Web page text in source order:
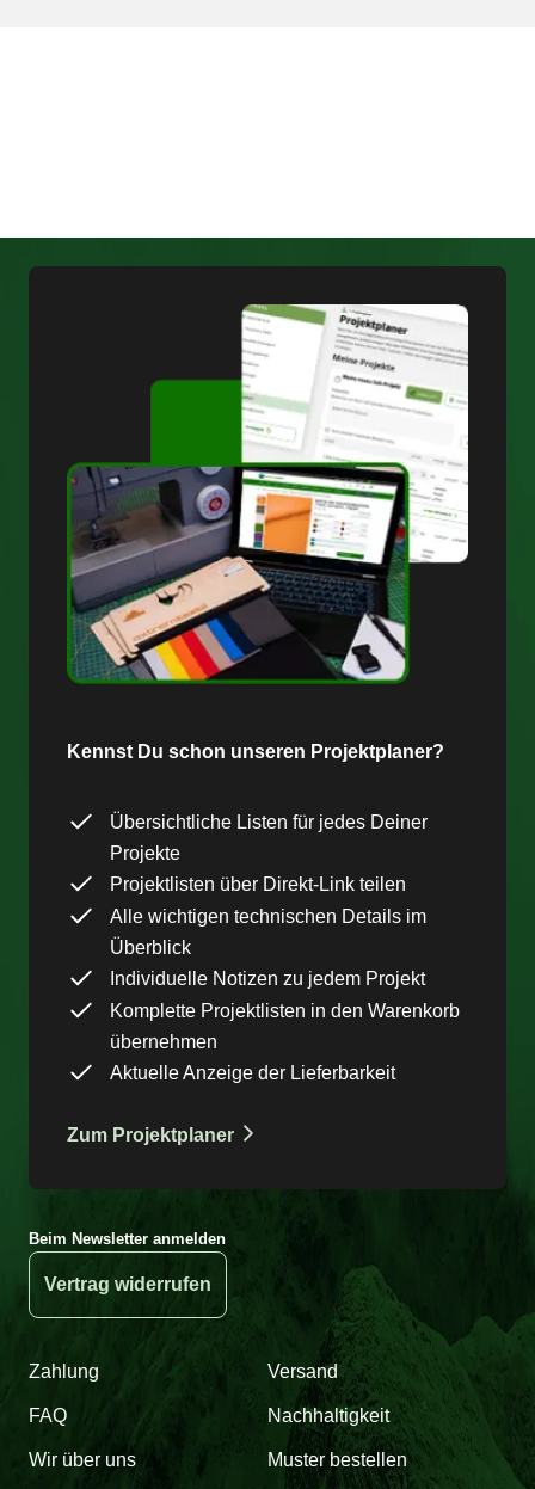
Kennst Du schon unseren Projektplaner?
Übersichtliche Listen für jedes Deiner
Projekte
Projektlisten über Direkt-Link teilen
Alle wichtigen technischen Details im
Überblick
Individuelle Notizen zu jedem Projekt
Komplette Projektlisten in den Warenkorb
übernehmen
Aktuelle Anzeige der Lieferbarkeit
Zum Projektplaner
Beim Newsletter anmelden
Vertrag widerrufen
Zahlung Versand
FAQ Nachhaltigkeit
Wir über uns Muster bestellen